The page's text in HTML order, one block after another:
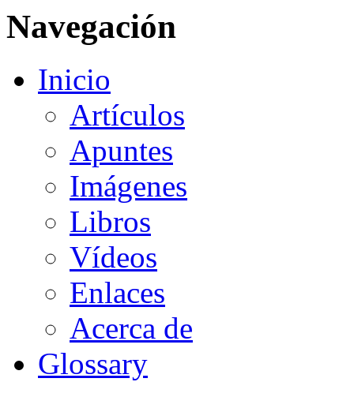
Navegación
Inicio
Artículos
Apuntes
Imágenes
Libros
Vídeos
Enlaces
Acerca de
Glossary